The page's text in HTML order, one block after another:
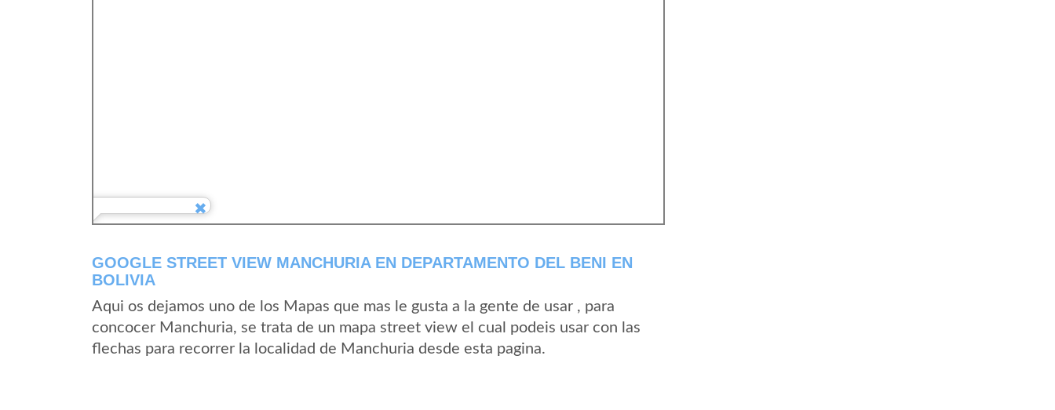
GOOGLE STREET VIEW MANCHURIA EN DEPARTAMENTO DEL BENI EN
BOLIVIA
Aqui os dejamos uno de los Mapas que mas le gusta a la gente de usar , para
concocer Manchuria, se trata de un mapa street view el cual podeis usar con las
flechas para recorrer la localidad de Manchuria desde esta pagina.